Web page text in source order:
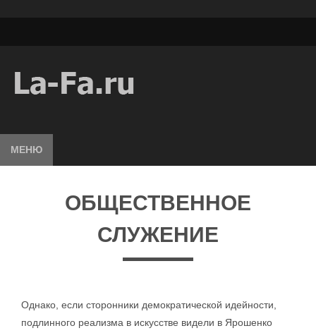
МЕНЮ
ОБЩЕСТВЕННОЕ
СЛУЖЕНИЕ
Однако, если сторонники демократической идейности,
подлинного реализма в искусстве видели в Ярошенко